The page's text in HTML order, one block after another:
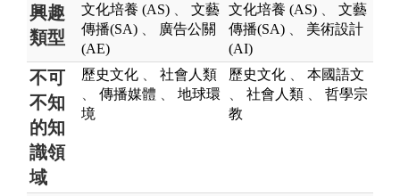
興趣
類型
文化培養 (AS)
文藝
傳播(SA)
廣告公關
(AE)
文化培養 (AS)
文藝
傳播(SA)
美術設計
(AI)
不可
不知
的知
識領
域
歷史文化
社會人類
傳播媒體
地球環
境
歷史文化
本國語文
社會人類
哲學宗
教